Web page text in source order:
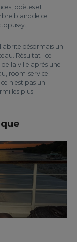
poètes et
blanc de ce
abrite désormais un
Résultat : ce
la ville après une
room-service
n’est pas un
les plus